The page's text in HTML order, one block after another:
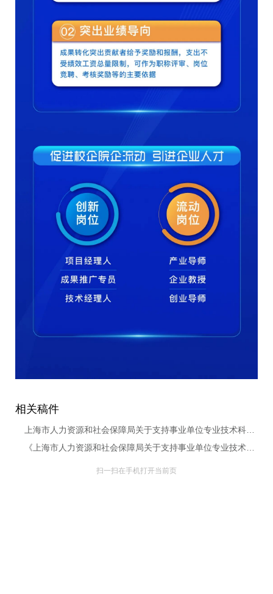
相关稿件
上海市人力资源和社会保障局关于支持事业单位专业技术科研人员创新创业 加速科技创新与产业创新深度融合的实施意见
《上海市人力资源和社会保障局关于支持事业单位专业技术科研人员创新创业 加速科技创新与产业创新深度融合的实施意见》政策问答
扫一扫在手机打开当前页